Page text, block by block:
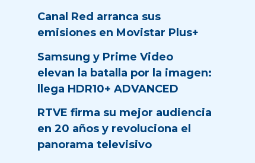
Canal Red arranca sus
emisiones en Movistar Plus+
Samsung y Prime Video
elevan la batalla por la imagen:
llega HDR10+ ADVANCED
RTVE firma su mejor audiencia
en 20 años y revoluciona el
panorama televisivo